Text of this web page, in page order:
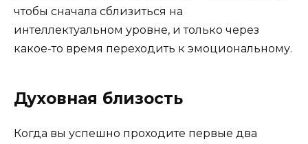
чтобы сначала сблизиться на
интеллектуальном уровне, и только через
какое-то время переходить к эмоциональному.
Духовная близость
Когда вы успешно проходите первые два